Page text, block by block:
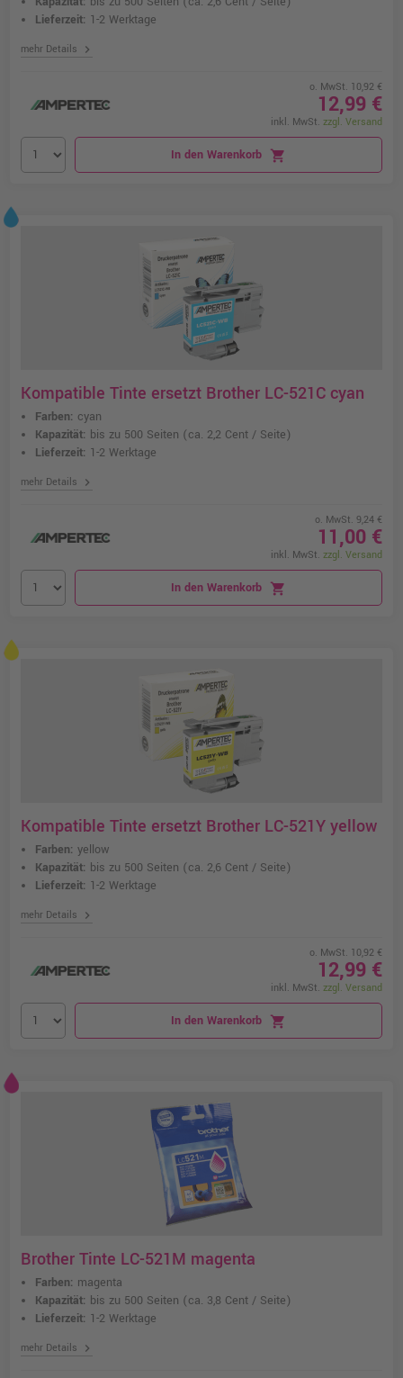
Lieferzeit: 1-2 Werktage
mehr Details chevron_right
o. MwSt. 10,92 €
12,99 €
inkl. MwSt. zzgl. Versand
In den Warenkorb shopping_cart
Kompatible Tinte ersetzt Brother LC-521C cyan
Farben: cyan
Kapazität: bis zu 500 Seiten (ca. 2,2 Cent / Seite)
Lieferzeit: 1-2 Werktage
mehr Details chevron_right
o. MwSt. 9,24 €
11,00 €
inkl. MwSt. zzgl. Versand
In den Warenkorb shopping_cart
Kompatible Tinte ersetzt Brother LC-521Y yellow
Farben: yellow
Kapazität: bis zu 500 Seiten (ca. 2,6 Cent / Seite)
Lieferzeit: 1-2 Werktage
mehr Details chevron_right
o. MwSt. 10,92 €
12,99 €
inkl. MwSt. zzgl. Versand
In den Warenkorb shopping_cart
Brother Tinte LC-521M magenta
Farben: magenta
Kapazität: bis zu 500 Seiten (ca. 3,8 Cent / Seite)
Lieferzeit: 1-2 Werktage
mehr Details chevron_right